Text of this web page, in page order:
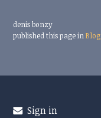
denis bonzy
published this page inBlog
Sign in